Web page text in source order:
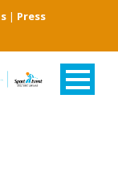
| Press